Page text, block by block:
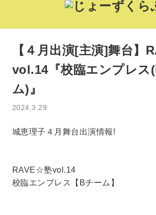
【４月出演[主演]舞台】
vol.14『校臨エンプレス
ム)』
2024.3.29
城恵理子４月舞台出演情報!
RAVE☆塾vol.14
校臨エンプレス【Bチーム】